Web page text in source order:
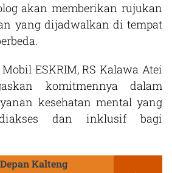
akan memberikan rujukan
yang dijadwalkan di tempat
ESKRIM, RS Kalawa Atei
komitmennya dalam
kesehatan mental yang
dan inklusif bagi
Kalteng